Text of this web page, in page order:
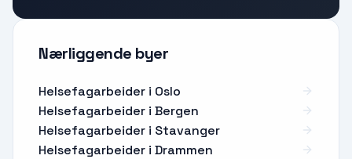
Nærliggende byer
Helsefagarbeider i Oslo
Helsefagarbeider i Bergen
Helsefagarbeider i Stavanger
Helsefagarbeider i Drammen